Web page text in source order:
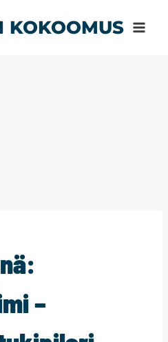
KOKOOMUS
–